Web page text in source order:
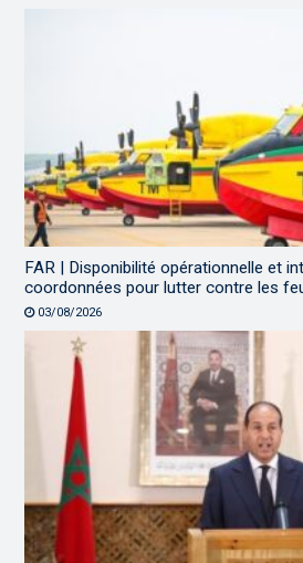
FAR | Disponibilité opérationnelle et
coordonnées pour lutter contre les
03/08/2026